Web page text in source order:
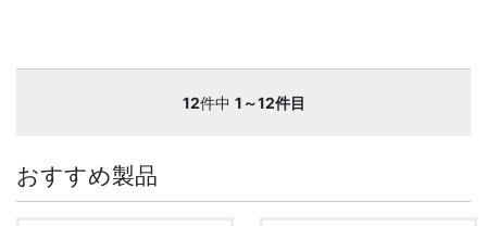
12件中 1～12件目
おすすめ製品